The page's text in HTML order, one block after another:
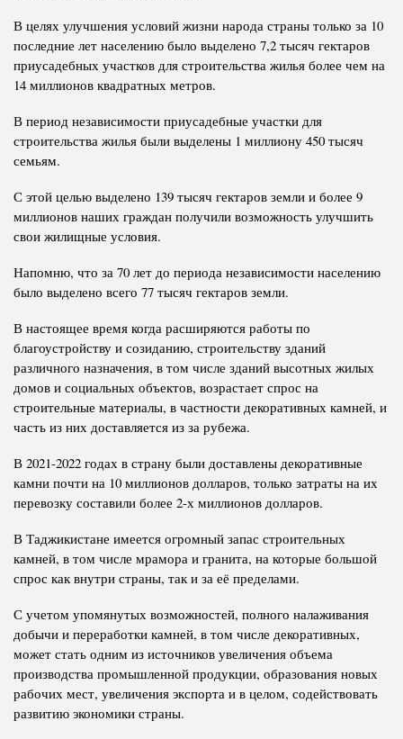
В целях улучшения условий жизни народа страны только за 10
последние лет населению было выделено 7,2 тысяч гектаров
приусадебных участков для строительства жилья более чем на
14 миллионов квадратных метров.
В период независимости приусадебные участки для
строительства жилья были выделены 1 миллиону 450 тысяч
семьям.
С этой целью выделено 139 тысяч гектаров земли и более 9
миллионов наших граждан получили возможность улучшить
свои жилищные условия.
Напомню, что за 70 лет до периода независимости населению
было выделено всего 77 тысяч гектаров земли.
В настоящее время когда расширяются работы по
благоустройству и созиданию, строительству зданий
различного назначения, в том числе зданий высотных жилых
домов и социальных объектов, возрастает спрос на
строительные материалы, в частности декоративных камней, и
часть из них доставляется из за рубежа.
В 2021-2022 годах в страну были доставлены декоративные
камни почти на 10 миллионов долларов, только затраты на их
перевозку составили более 2-х миллионов долларов.
В Таджикистане имеется огромный запас строительных
камней, в том числе мрамора и гранита, на которые большой
спрос как внутри страны, так и за её пределами.
С учетом упомянутых возможностей, полного налаживания
добычи и переработки камней, в том числе декоративных,
может стать одним из источников увеличения объема
производства промышленной продукции, образования новых
рабочих мест, увеличения экспорта и в целом, содействовать
развитию экономики страны.